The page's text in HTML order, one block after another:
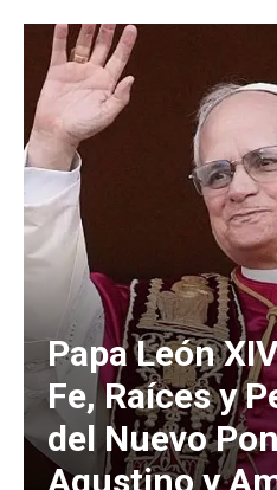
Papa León
Fe, Raíces y
del Nuevo
Agustino y